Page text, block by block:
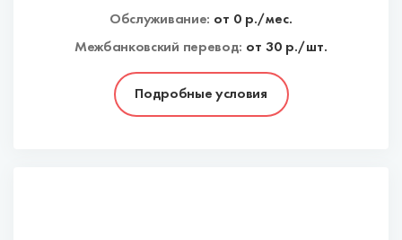
Подробные условия
Обслуживание: от 0р./мес.
Межбанковский перевод: от 30 р./шт.